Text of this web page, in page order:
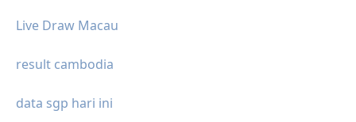
Live Draw Macau
result cambodia
data sgp hari ini